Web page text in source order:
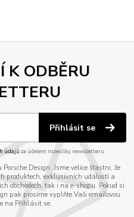
K ODBĚRU
Přihlásit se
údajůza účelem rozesílky newsletteru.
Design. Jsme velice šťastni, že
produktech, exklusivních událostí a
obchodech, tak i na e-shopu. Pokud si
pak prosíme vyplňte Vaši emailovou
na Přihlásit se.